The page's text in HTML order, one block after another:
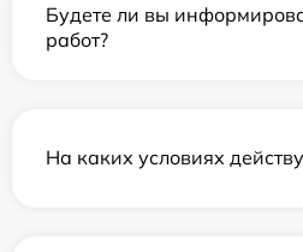
Будете ли вы
работ?
На каких условиях